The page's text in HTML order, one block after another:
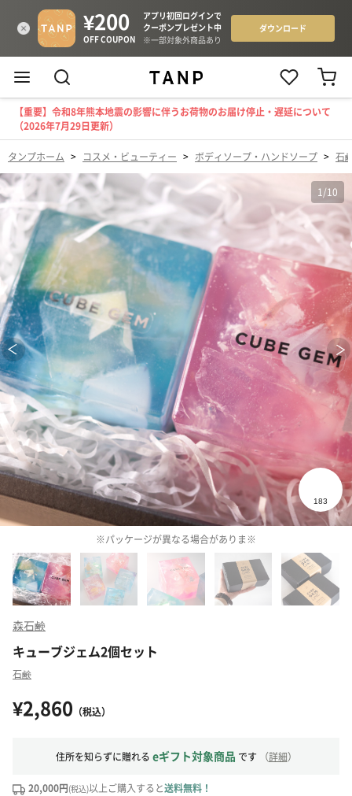
【重要】令和8年熊本地震の影響に伴うお荷物のお届け停止・遅延について
（2026年7月29日更新）
タンプホーム > コスメ・ビューティー > ボディソープ・ハンドソープ > 石
1 /10
※パッケージが異なる場合がありま※
森石鹸
キューブジェム2個セット
石鹸
¥2,860 （税込）
住所を知らずに贈れる eギフト対象商品 です （詳細）
20,000円(税込)以上ご購入すると送料無料！